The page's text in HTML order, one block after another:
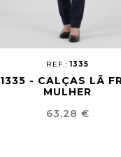
REF.:1335
1335 - CALÇAS LÃ
MULHER
Preço
63,28 €